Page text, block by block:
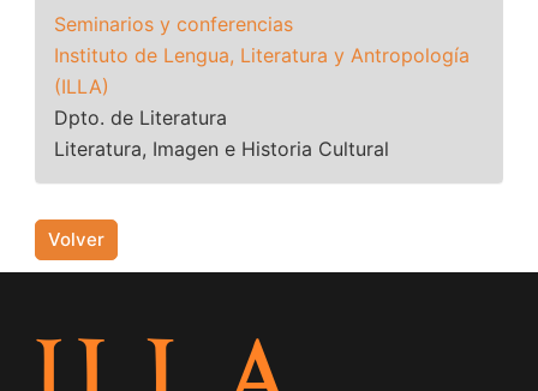
Seminarios y conferencias
Instituto de Lengua, Literatura y Antropología
(ILLA)
Dpto. de Literatura
Literatura, Imagen e Historia Cultural
Volver